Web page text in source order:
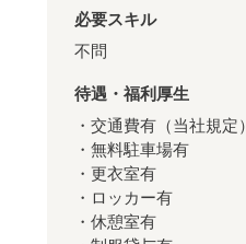
必要スキル
不問
待遇・福利厚生
・交通費有（当社規定）
・無料駐車場有
・更衣室有
・ロッカー有
・休憩室有